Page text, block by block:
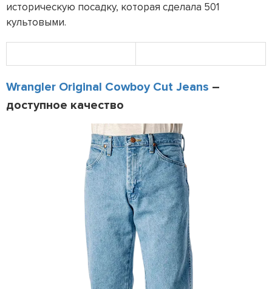
историческую посадку, которая сделала 501
культовыми.
Wrangler Original Cowboy Cut Jeans –
доступное качество